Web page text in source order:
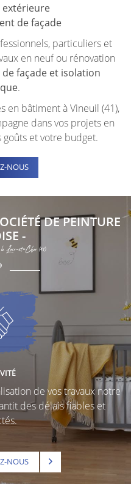
extérieure
de façade
particuliers et
en neuf ou rénovation
façade et isolation
.
en bâtiment à Vineuil (41),
dans vos projets en
goûts et votre budget.
NOUS
DE PEINTURE
-
le Loir-et-Cher (41)
de vos travaux notre
des délais fiables et
NOUS